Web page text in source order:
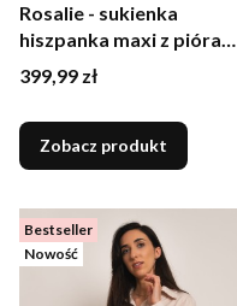
Rosalie - sukienka
hiszpanka maxi z piórami
brązowa
Cena
399,99 zł
Zobacz produkt
Bestseller
Nowość